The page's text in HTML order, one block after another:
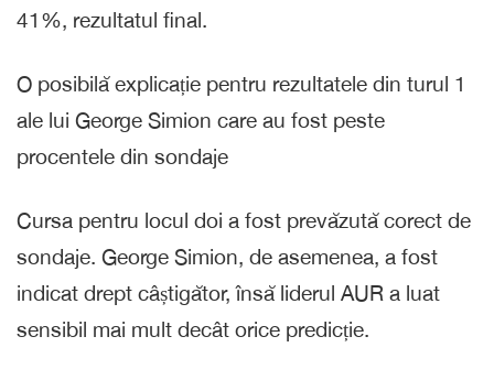
41%, rezultatul final.
O posibilă explicație pentru rezultatele din turul 1
ale lui George Simion care au fost peste
procentele din sondaje
Cursa pentru locul doi a fost prevăzută corect de
sondaje. George Simion, de asemenea, a fost
indicat drept câștigător, însă liderul AUR a luat
sensibil mai mult decât orice predicție.